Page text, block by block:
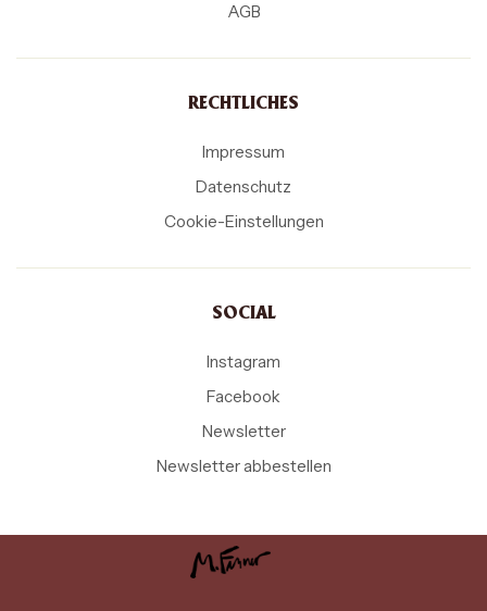
AGB
RECHTLICHES
Impressum
Datenschutz
Cookie-Einstellungen
SOCIAL
Instagram
Facebook
Newsletter
Newsletter abbestellen